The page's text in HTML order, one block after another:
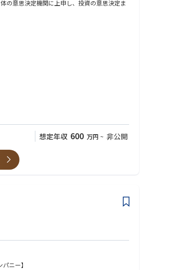
くイメージです。
の意思決定機関に上申し、投資の意思決定ま
所、社外FABとのアライアンス担当職場と連
将来的には、チームを纏め、業務に責任を持
すことができます。 また、将来的にはマネジ
工場、営業所への転勤可能性がございます。
想定年収 600 万円 ~ 非公開
ニー】